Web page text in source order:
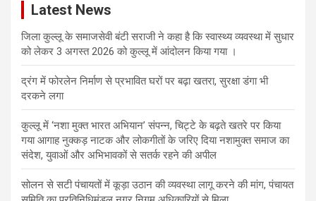
Latest News
जिला कुल्लू के समाजसेवी बंटी सराजी ने कहा है कि स्वास्थ्य व्यवस्था में सुधार
को लेकर 3 अगस्त 2026 को कुल्लू में आंदोलन किया गया ।
द्रंग में फोरलेन निर्माण से प्रभावित घरों पर बढ़ा खतरा, सुरक्षा डंगा भी
दरकने लगा
कुल्लू में ‘नशा मुक्त भारत अभियान’ संपन्न, चिट्टे के बढ़ते खतरे पर किया
गया आगाह नुक्कड़ नाटक और लोकगीतों के जरिए दिया नशामुक्त समाज का
संदेश, युवाओं और अभिभावकों से सतर्क रहने की अपील
सोलन से सटी पंचायतों में कूड़ा उठान की व्यवस्था लागू करने की मांग, पंचायत